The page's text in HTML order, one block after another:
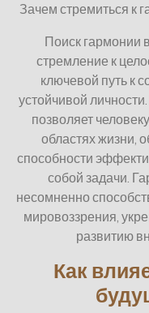
Зачем стремиться к
Поиск гармонии
стремление к
ключевой путь к
устойчивой
позволяет
областях жизни,
способности
собой задачи.
несомненно
мировоззрения,
развитию
Как